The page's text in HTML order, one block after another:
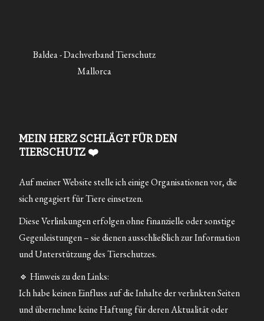
Baldea - Dachverband Tierschutz
Mallorca
MEIN HERZ SCHLÄGT FÜR DEN
TIERSCHUTZ ❤️
Auf meiner Website stelle ich einige Organisationen vor, die
sich engagiert für Tiere einsetzen.
Diese Verlinkungen erfolgen ohne finanzielle oder sonstige
Gegenleistungen – sie dienen ausschließlich zur Information
und Unterstützung des Tierschutzes.
🔹 Hinweis zu den Links:
Ich habe keinen Einfluss auf die Inhalte der verlinkten Seiten
und übernehme keine Haftung für deren Aktualität oder